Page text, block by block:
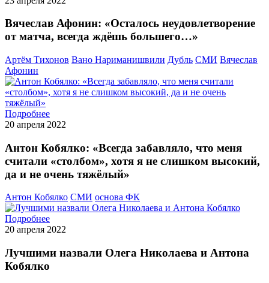
Вячеслав Афонин: «Осталось неудовлетворение
от матча, всегда ждёшь большего…»
Артём Тихонов Вано Нариманишвили Дубль СМИ Вячеслав
Афонин
Подробнее
20 апреля 2022
Антон Кобялко: «Всегда забавляло, что меня
считали «столбом», хотя я не слишком высокий,
да и не очень тяжёлый»
Антон Кобялко СМИ основа ФК
Подробнее
20 апреля 2022
Лучшими назвали Олега Николаева и Антона
Кобялко